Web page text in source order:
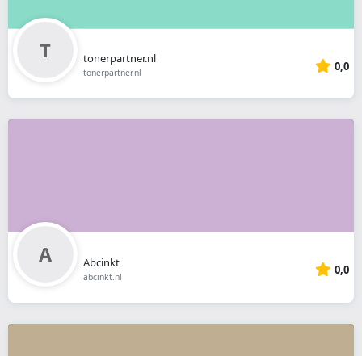
tonerpartner.nl
tonerpartner.nl 0,0
Abcinkt
abcinkt.nl 0,0